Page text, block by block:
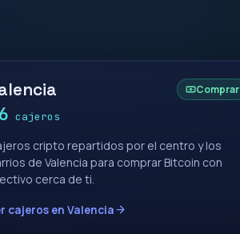
cajeros
Comprar
cripto repartidos por el centro y los
de Valencia para comprar Bitcoin con
cerca de ti.
cajeros en Valencia